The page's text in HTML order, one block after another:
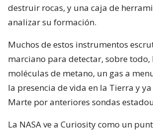
destruir rocas, y una caja de
analizar su formación.
Muchos de estos instrumentos
marciano para detectar, sobre todo,
moléculas de metano, un gas a
la presencia de vida en la Tierra y
Marte por anteriores sondas
La NASA ve a Curiosity como un